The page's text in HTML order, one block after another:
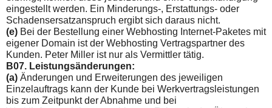
eingestellt werden. Ein Minderungs-, Erstattungs- oder
Scha­densersatzanspruch ergibt sich daraus nicht.
(e) Bei der Bestellung einer Webhosting Internet-Paketes mit
eigener Domain ist der Webhosting Vertragspartner des
Kun­den. Peter Miller ist nur als Vermittler tätig.
B07. Leistungsänderungen:
(a) Änderungen und Erweiterungen des jeweiligen
Einzelauf­trags kann der Kunde bei Werkvertragsleistungen
bis zum Zeit­punkt der Abnahme und bei